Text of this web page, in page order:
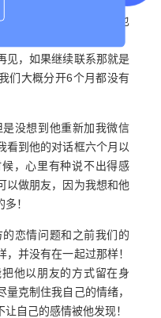
刚分开的那段时间他也
，但是都被我拒绝了，
见，如果继续联系那就是
们大概分开6个月都没有
没想到他重新加我微信
看到他的对话框六个月以
，心里有种说不出得感
以做朋友，因为我想和他
！
恋情问题和之前我们的
并没有在一起过那样！
他以朋友的方式留在身
克制住我自己的情绪，
自己的感情被他发现！